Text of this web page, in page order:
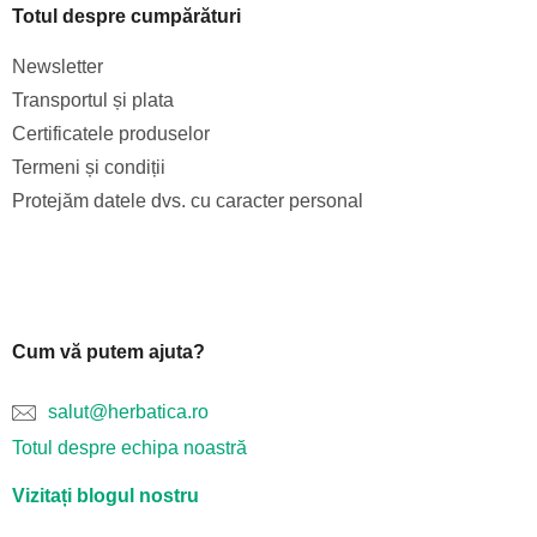
Totul despre cumpărături
Newsletter
Transportul și plata
Certificatele produselor
Termeni și condiții
Protejăm datele dvs. cu caracter personal
Cum vă putem ajuta?
salut@herbatica.ro
Totul despre echipa noastră
Vizitați blogul nostru